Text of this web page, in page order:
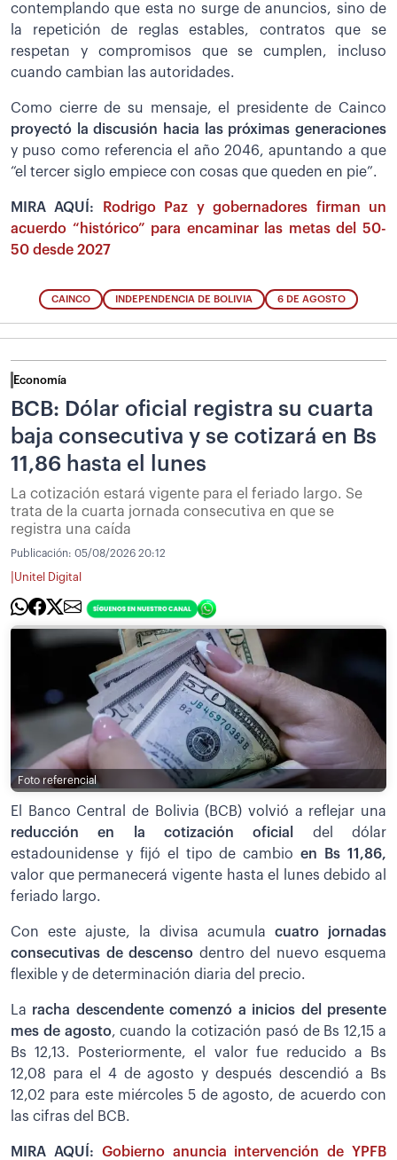
contemplando que esta no surge de anuncios, sino de
la repetición de reglas estables, contratos que se
respetan y compromisos que se cumplen, incluso
cuando cambian las autoridades.
Como cierre de su mensaje, el presidente de Cainco
proyectó la discusión hacia las próximas generaciones
y puso como referencia el año 2046, apuntando a que
“el tercer siglo empiece con cosas que queden en pie”.
MIRA AQUÍ:
Rodrigo Paz y gobernadores firman un
acuerdo “histórico” para encaminar las metas del 50-
50 desde 2027
CAINCO INDEPENDENCIA DE BOLIVIA 6 DE AGOSTO
Economía
BCB: Dólar oficial registra su cuarta
baja consecutiva y se cotizará en Bs
11,86 hasta el lunes
La cotización estará vigente para el feriado largo. Se
trata de la cuarta jornada consecutiva en que se
registra una caída
Publicación: 05/08/2026 20:12
Unitel Digital
Foto referencial
El Banco Central de Bolivia (BCB) volvió a reflejar una
reducción en la cotización oficial
del dólar
estadounidense y fijó el tipo de cambio en Bs 11,86,
valor que permanecerá vigente hasta el lunes debido al
feriado largo.
Con este ajuste, la divisa acumula cuatro jornadas
consecutivas de descenso dentro del nuevo esquema
flexible y de determinación diaria del precio.
La racha descendente comenzó a inicios del presente
mes de agosto, cuando la cotización pasó de Bs 12,15 a
Bs 12,13. Posteriormente, el valor fue reducido a Bs
12,08 para el 4 de agosto y después descendió a Bs
12,02 para este miércoles 5 de agosto, de acuerdo con
las cifras del BCB.
MIRA AQUÍ: Gobierno anuncia intervención de YPFB